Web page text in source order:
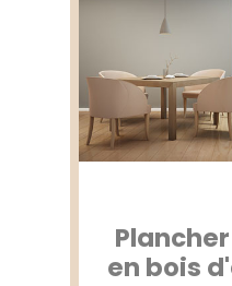
en bois